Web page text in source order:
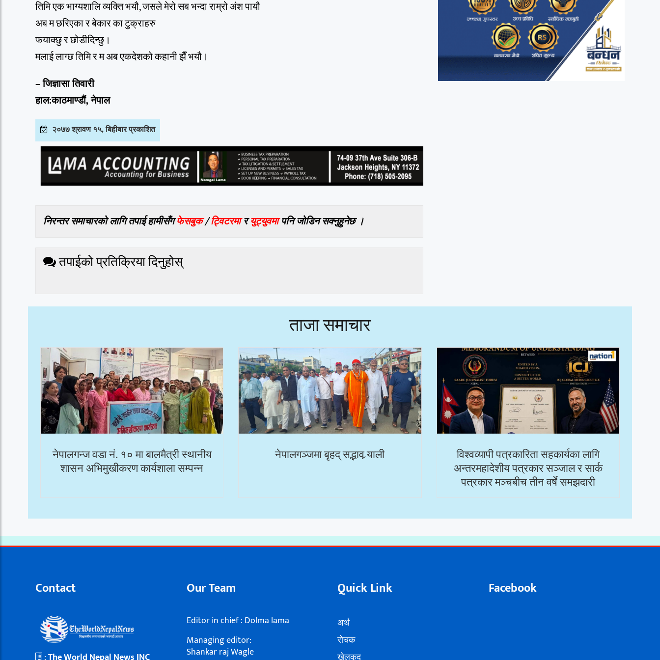
तिमि एक भाग्यशालि व्यक्ति भयौ, जसले मेरो सब भन्दा राम्रो अंश पायौ
अब म छरिएका र बेकार का टुक्राहरु
फयाक्छु र छोडीदिन्छु।
मलाई लाग्छ तिमि र म अब एकदेशको कहानी झैँ भयौ।
– जिज्ञासा तिवारी
हाल:काठमाण्डौं, नेपाल
२०७७ श्रावण १५, बिहीबार प्रकाशित
निरन्तर समाचारको लागि तपाई हामीसँगफेसबुक/ट्विटरमारयुट्युवमापनि जोडिन सक्नुहुनेछ ।
तपाईको प्रतिक्रिया दिनुहोस्
ताजा समाचार
नेपालगन्ज वडा नं. १० मा बालमैत्री स्थानीय
शासन अभिमुखीकरण कार्यशाला सम्पन्न
नेपालगञ्जमा बृहद् सद्भाव र्‍याली विश्वव्यापी पत्रकारिता सहकार्यका लागि
अन्तरमहादेशीय पत्रकार सञ्जाल र सार्क
पत्रकार मञ्चबीच तीन वर्षे समझदारी
Contact Our Team
Editor in chief : Dolma lama
Managing editor:
Shankar raj Wagle
Quick Link
अर्थ
रोचक
Facebook